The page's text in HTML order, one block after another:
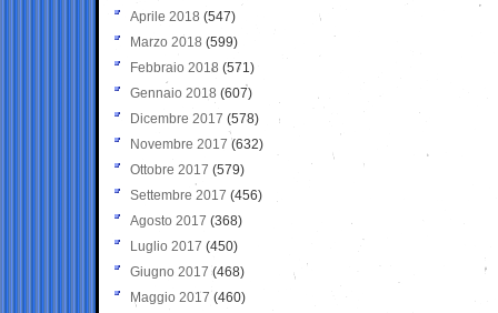
Aprile 2018 (547)
Marzo 2018 (599)
Febbraio 2018 (571)
Gennaio 2018 (607)
Dicembre 2017 (578)
Novembre 2017 (632)
Ottobre 2017 (579)
Settembre 2017 (456)
Agosto 2017 (368)
Luglio 2017 (450)
Giugno 2017 (468)
Maggio 2017 (460)